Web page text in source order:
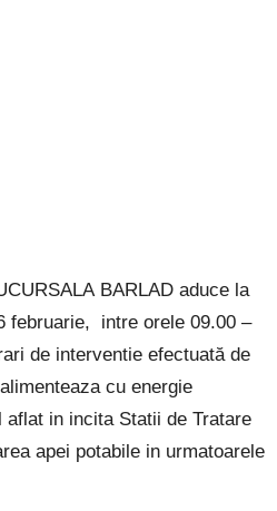
BARLAD aduce la
februarie, intre orele 09.00 –
de interventie efectuată de
alimenteaza cu energie
aflat in incita Statii de Tratare
apei potabile in urmatoarele